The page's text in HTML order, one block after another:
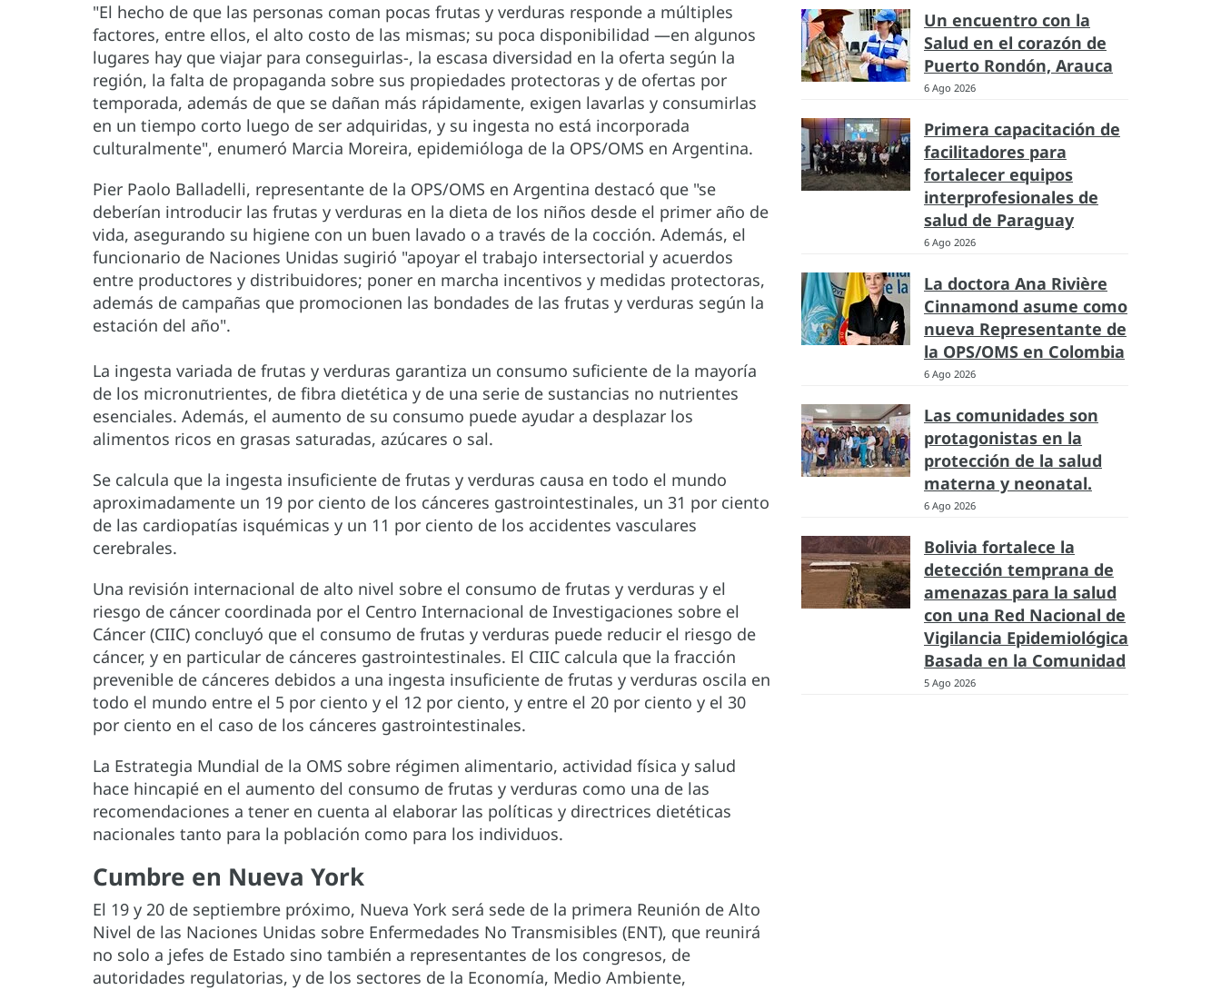
"El hecho de que las personas coman pocas frutas y verduras responde a múltiples
factores, entre ellos, el alto costo de las mismas; su poca disponibilidad —en algunos
lugares hay que viajar para conseguirlas-, la escasa diversidad en la oferta según la
región, la falta de propaganda sobre sus propiedades protectoras y de ofertas por
temporada, además de que se dañan más rápidamente, exigen lavarlas y consumirlas
en un tiempo corto luego de ser adquiridas, y su ingesta no está incorporada
culturalmente", enumeró Marcia Moreira, epidemióloga de la OPS/OMS en Argentina.
Pier Paolo Balladelli, representante de la OPS/OMS en Argentina destacó que "se
deberían introducir las frutas y verduras en la dieta de los niños desde el primer año de
vida, asegurando su higiene con un buen lavado o a través de la cocción. Además, el
funcionario de Naciones Unidas sugirió "apoyar el trabajo intersectorial y acuerdos
entre productores y distribuidores; poner en marcha incentivos y medidas protectoras,
además de campañas que promocionen las bondades de las frutas y verduras según la
estación del año".
La ingesta variada de frutas y verduras garantiza un consumo suficiente de la mayoría
de los micronutrientes, de fibra dietética y de una serie de sustancias no nutrientes
esenciales. Además, el aumento de su consumo puede ayudar a desplazar los
alimentos ricos en grasas saturadas, azúcares o sal.
Se calcula que la ingesta insuficiente de frutas y verduras causa en todo el mundo
aproximadamente un 19 por ciento de los cánceres gastrointestinales, un 31 por ciento
de las cardiopatías isquémicas y un 11 por ciento de los accidentes vasculares
cerebrales.
Una revisión internacional de alto nivel sobre el consumo de frutas y verduras y el
riesgo de cáncer coordinada por el Centro Internacional de Investigaciones sobre el
Cáncer (CIIC) concluyó que el consumo de frutas y verduras puede reducir el riesgo de
cáncer, y en particular de cánceres gastrointestinales. El CIIC calcula que la fracción
prevenible de cánceres debidos a una ingesta insuficiente de frutas y verduras oscila en
todo el mundo entre el 5 por ciento y el 12 por ciento, y entre el 20 por ciento y el 30
por ciento en el caso de los cánceres gastrointestinales.
La Estrategia Mundial de la OMS sobre régimen alimentario, actividad física y salud
hace hincapié en el aumento del consumo de frutas y verduras como una de las
recomendaciones a tener en cuenta al elaborar las políticas y directrices dietéticas
nacionales tanto para la población como para los individuos.
Cumbre en Nueva York
El 19 y 20 de septiembre próximo, Nueva York será sede de la primera Reunión de Alto
Nivel de las Naciones Unidas sobre Enfermedades No Transmisibles (ENT), que reunirá
no solo a jefes de Estado sino también a representantes de los congresos, de
autoridades regulatorias, y de los sectores de la Economía, Medio Ambiente,
Un encuentro con la
Salud en el corazón de
Puerto Rondón, Arauca
6 Ago 2026
Primera capacitación de
facilitadores para
fortalecer equipos
interprofesionales de
salud de Paraguay
6 Ago 2026
La doctora Ana Rivière
Cinnamond asume como
nueva Representante de
la OPS/OMS en Colombia
6 Ago 2026
Las comunidades son
protagonistas en la
protección de la salud
materna y neonatal.
6 Ago 2026
Bolivia fortalece la
detección temprana de
amenazas para la salud
con una Red Nacional de
Vigilancia Epidemiológica
Basada en la Comunidad
5 Ago 2026